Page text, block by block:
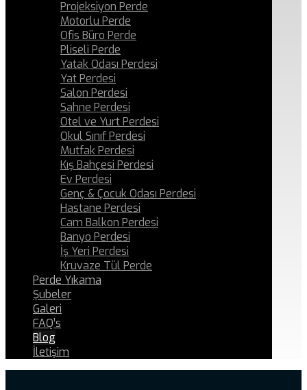
Projeksiyon Perde
Motorlu Perde
Ofis Büro Perde
Pliseli Perde
Yatak Odası Perdesi
Yat Perdesi
Salon Perdesi
Sahne Perdesi
Otel ve Yurt Perdesi
Okul Sınıf Perdesi
Mutfak Perdesi
Kış Bahçesi Perdesi
Ev Perdesi
Genç & Çocuk Odası Perdesi
Hastane Perdesi
Cam Balkon Perdesi
Banyo Perdesi
İş Yeri Perdesi
Kruvaze Tül Perde
Perde Yıkama
Şubeler
Galeri
FAQ’s
Blog
İletişim